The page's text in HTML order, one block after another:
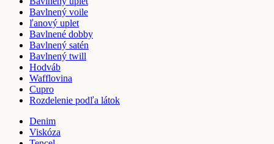
Bavlnený voile
ľanový uplet
Bavlnené dobby
Bavlnený satén
Bavlnený twill
Hodváb
Wafflovina
Cupro
Rozdelenie podľa látok
Denim
Viskóza